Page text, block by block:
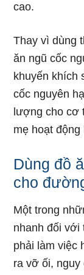
cao.
Thay vì dùng
ăn ngũ cốc
khuyến khích
cốc nguyên
lượng cho cơ
mẹ hoạt động
Dùng đồ
cho
Một trong
nhanh đối với
phải làm việc
ra vỡ ối, nguy